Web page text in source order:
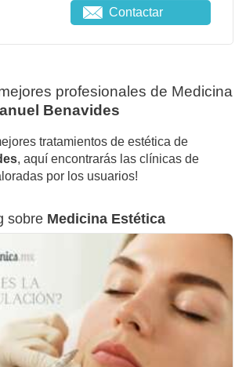
Contactar
profesionales de Medicina
Benavides
tratamientos de estética de
, aquí encontrarás las clínicas de
por los usuarios!
sobre Medicina Estética